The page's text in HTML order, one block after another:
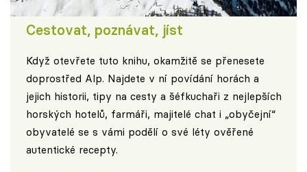
Cestovat, poznávat, jíst
Když otevřete tuto knihu, okamžitě se přenesete
doprostřed Alp. Najdete v ní povídání horách a
jejich historii, tipy na cesty a šéfkuchaři z nejlepších
horských hotelů, farmáři, majitelé chat i „obyčejní“
obyvatelé se s vámi podělí o své léty ověřené
autentické recepty.